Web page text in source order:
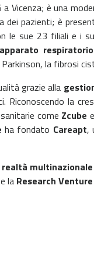
Vicenza; è una
dei pazienti; è
le sue 23 filiali
respiratorio
la fibrosi
grazie alla
la
come Zcube e
ha fondato Careapt,
realtà multinazionale
la Research